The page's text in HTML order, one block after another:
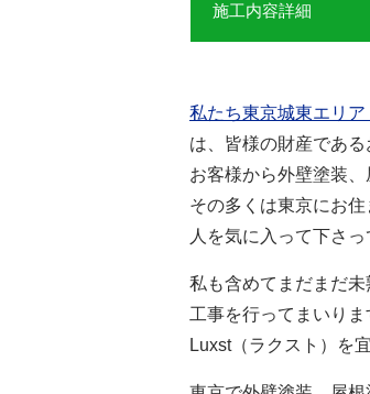
施工内容詳細
私たち東京城東エリ
は、皆様の財産であ
お客様から外壁塗装
その多くは東京にお
人を気に入って下さ
私も含めてまだまだ
工事を行ってまいり
Luxst（ラクスト）を